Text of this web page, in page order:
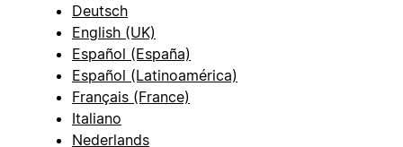
Deutsch
English (UK)
Español (España)
Español (Latinoamérica)
Français (France)
Italiano
Nederlands